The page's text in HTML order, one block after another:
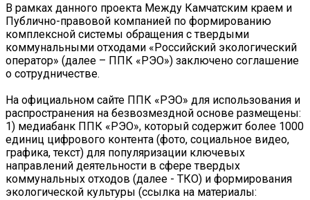
В рамках данного проекта Между Камчатским краем и
Публично-правовой компанией по формированию
комплексной системы обращения с твердыми
коммунальными отходами «Российский экологический
оператор» (далее – ППК «РЭО») заключено соглашение
о сотрудничестве.
На официальном сайте ППК «РЭО» для использования и
распространения на безвозмездной основе размещены:
1) медиабанк ППК «РЭО», который содержит более 1000
единиц цифрового контента (фото, социальное видео,
графика, текст) для популяризации ключевых
направлений деятельности в сфере твердых
коммунальных отходов (далее - ТКО) и формирования
экологической культуры (ссылка на материалы: